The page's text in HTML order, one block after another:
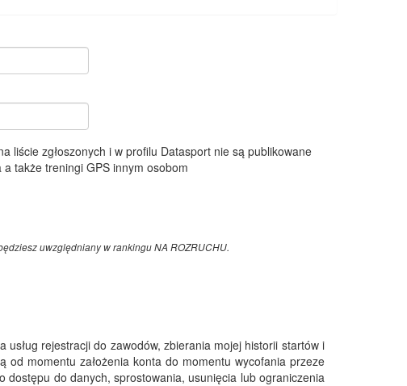
liście zgłoszonych i w profilu Datasport nie są publikowane
a także treningi GPS innym osobom
uwzględniany w rankingu NA ROZRUCHU.
rejestracji do zawodów, zbierania mojej historii startów i
momentu założenia konta do momentu wycofania przeze
do danych, sprostowania, usunięcia lub ograniczenia